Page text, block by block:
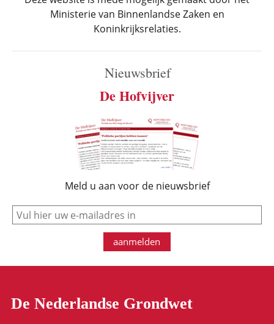
Ministerie van Binnenlandse Zaken en
Koninkrijksrelaties.
Nieuwsbrief
De Hofvijver
Meld u aan voor de nieuwsbrief
e-mail
aanmelden
De Nederlandse Grondwet